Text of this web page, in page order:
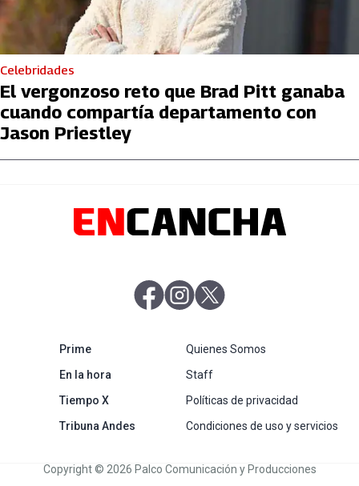
Celebridades
El vergonzoso reto que Brad Pitt ganaba
cuando compartía departamento con
Jason Priestley
abre en nueva pestaña
abre en nueva pestaña
Primeabre en nueva pestaña
En la horaabre en nueva pestaña
Tiempo Xabre en nueva pestaña
Tribuna Andesabre en nueva pestaña
Quienes Somos
Staff
Políticas de privacidad
Condiciones de uso y servicios
Copyright © 2026 Palco Comunicación y Producciones